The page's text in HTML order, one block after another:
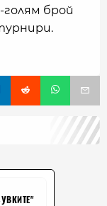
брой